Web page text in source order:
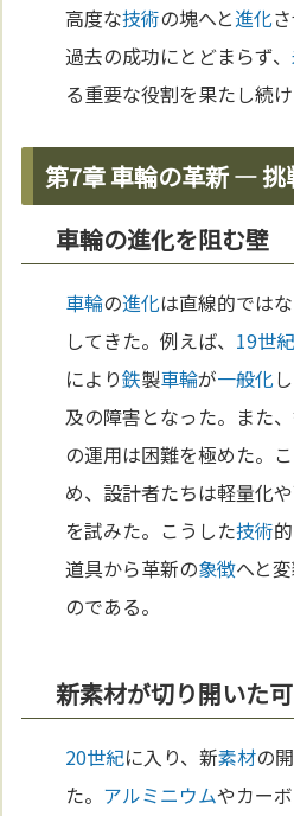
高度な技術の塊へと進化
過去の成功にとどまらず、
る重要な役割を果たし続
第7章 車輪の革新 ― 挑
車輪の進化を阻む壁
車輪の進化は直線的では
してきた。例えば、 19世紀
により鉄製車輪が一般化
及の障害となった。また
の運用は困難を極めた。
め、設計者たちは軽量化
を試みた。こうした技術
道具から革新の象徴へと
のである。
新素材が切り開いた
20世紀に入り、新素材の
た。 アルミニウムやカー